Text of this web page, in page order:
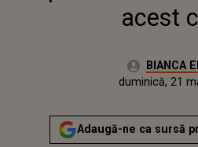
acest
Autor:BIANCA
duminică, 21 mai 2023Actualizat:
duminică, 21
Adaugă-ne ca sursă